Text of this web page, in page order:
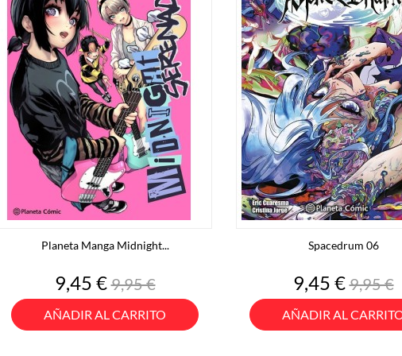
Planeta Manga Midnight...
Precio
9,45 €Precio
base
9,95 €
AÑADIR AL CARRITO
Spacedrum 06
Precio
9,45 €Precio
base
9,95 €
AÑADIR AL